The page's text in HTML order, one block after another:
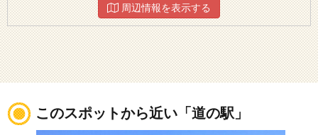
周辺情報を表示する
このスポットから近い「道の駅」